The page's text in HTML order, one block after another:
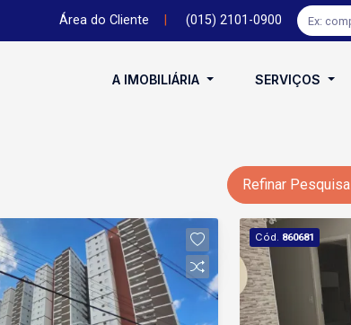
Área do Cliente (015) 2101-0900
A IMOBILIÁRIA SERVIÇOS
Refinar Pesquisa
Cód. 860681